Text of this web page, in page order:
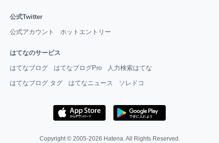
公式Twitter
公式アカウント ホットエントリー
はてなのサービス
はてなブログ はてなブログPro 人力検索はてな
はてなブログ タグ はてなニュース ソレドコ
Copyright © 2005-2026 Hatena . All Rights Reserved.